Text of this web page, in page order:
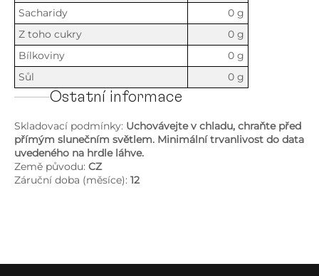
Sacharidy
0 g
Z toho cukry
0 g
Bílkoviny
0 g
Sůl
0 g
Ostatní informace
Skladovací podmínky: Uchovávejte v chladu, chraňte před
přímým slunečním světlem. Minimální trvanlivost do data
uvedeného na hrdle láhve.
Země původu: CZ
Záruční doba (měsíce): 12